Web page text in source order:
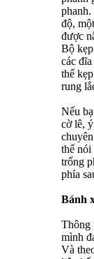
phanh.
độ,
được
Bộ
các
thể
rung
Nếu
cờ lê,
thể nói
trống
phía
Bánh
Thông
mình
Và